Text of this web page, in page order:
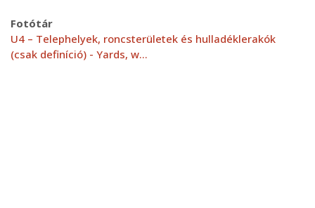
Fotótár
U4 – Telephelyek, roncsterületek és hulladéklerakók
(csak definíció) - Yards, w…